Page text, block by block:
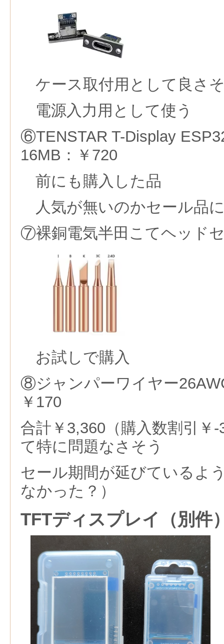
ケース取付用として良さ
電源入力用として使う
⑥TENSTAR T-Display
16MB：￥720
前にも購入した品
人気が無いのかセール品
⑦裸銅電気半田こてヘッド
お試しで購入
⑧ジャンパーワイヤー
￥170
合計￥3,360（購入数割引￥
て特に問題なさそう
セール期間が延びているよ
なかった？）
TFTディスプレイ（別件